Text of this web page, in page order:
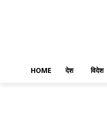
HOME देश विदेश